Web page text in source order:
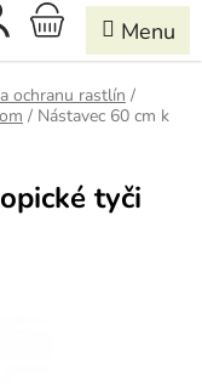
NÁKUPNÝ
KOŠÍK
ochranu rastlín /
/ Nástavec 60 cm k
tyči